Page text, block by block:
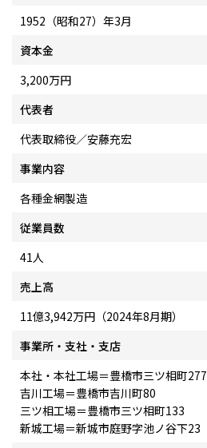
1952（昭和27）年3月
資本金
3,200万円
代表者
代表取締役／安藤充宏
事業内容
各種金網製造
従業員数
41人
売上高
11億3,942万円（2024年8月期）
事業所・支社・支店
本社・本社工場＝豊橋市三ツ相町277
吉川工場＝豊橋市吉川町80
三ツ相工場＝豊橋市三ツ相町133
新城工場＝新城市庭野字池ノ谷下23